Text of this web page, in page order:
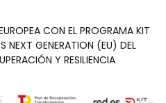
CON EL PROGRAMA KIT
NEXT GENERATION (EU) DEL
Y RESILIENCIA